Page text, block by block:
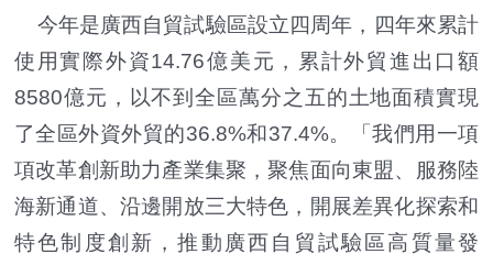
今年是廣西自貿試驗區設立四周年，四年來累計
使用實際外資14.76億美元，累計外貿進出口額
8580億元，以不到全區萬分之五的土地面積實現
了全區外資外貿的36.8%和37.4%。「我們用一項
項改革創新助力產業集聚，聚焦面向東盟、服務陸
海新通道、沿邊開放三大特色，開展差異化探索和
特色制度創新，推動廣西自貿試驗區高質量發